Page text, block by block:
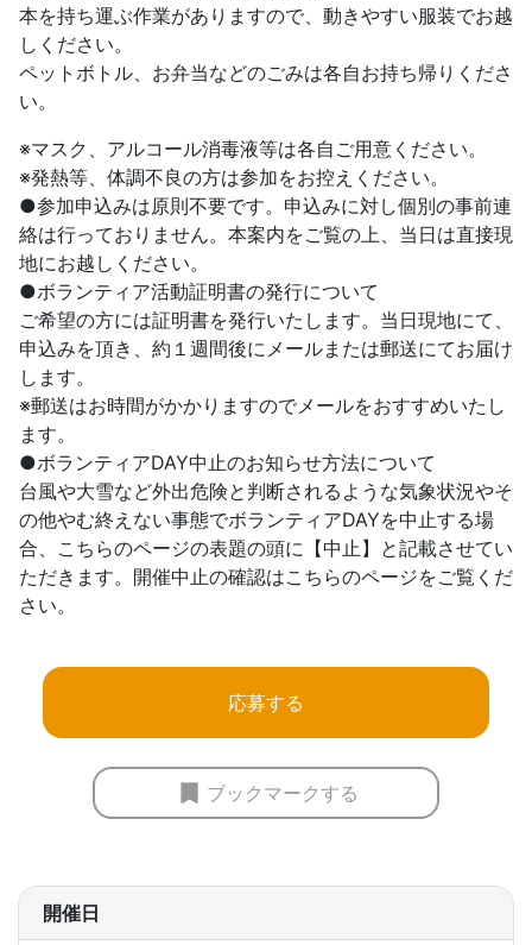
本を持ち運ぶ作業がありますので、動きやすい服装でお越
しください。
ペットボトル、お弁当などのごみは各自お持ち帰りくださ
い。
※マスク、アルコール消毒液等は各自ご用意ください。
※発熱等、体調不良の方は参加をお控えください。
●参加申込みは原則不要です。申込みに対し個別の事前連
絡は行っておりません。本案内をご覧の上、当日は直接現
地にお越しください。
●ボランティア活動証明書の発行について
ご希望の方には証明書を発行いたします。当日現地にて、
申込みを頂き、約１週間後にメールまたは郵送にてお届け
します。
※郵送はお時間がかかりますのでメールをおすすめいたし
ます。
●ボランティアDAY中止のお知らせ方法について
台風や大雪など外出危険と判断されるような気象状況やそ
の他やむ終えない事態でボランティアDAYを中止する場
合、こちらのページの表題の頭に【中止】と記載させてい
ただきます。開催中止の確認はこちらのページをご覧くだ
さい。
応募する
ブックマークする
開催日